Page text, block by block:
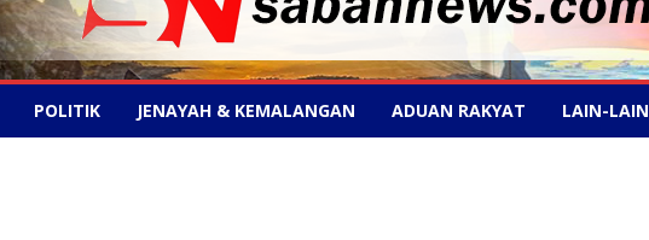
POLITIK JENAYAH & KEMALANGAN ADUAN RAKYAT LAIN-LAIN